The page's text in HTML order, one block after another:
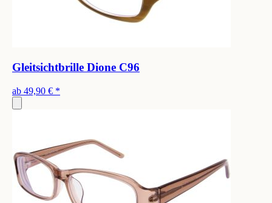
Gleitsichtbrille Dione C96
ab 49,90 € *